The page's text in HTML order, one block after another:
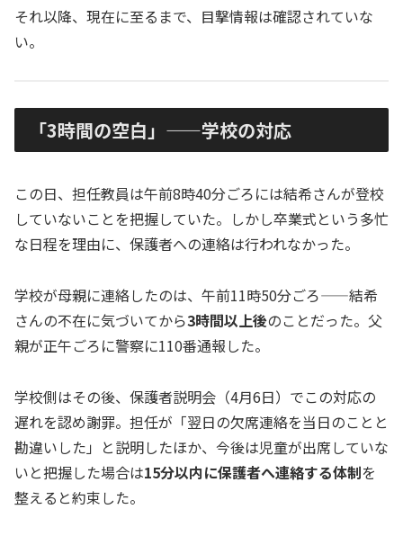
それ以降、現在に至るまで、目撃情報は確認されていな
い。
「3時間の空白」——学校の対応
この日、担任教員は午前8時40分ごろには結希さんが登校
していないことを把握していた。しかし卒業式という多忙
な日程を理由に、保護者への連絡は行われなかった。
学校が母親に連絡したのは、午前11時50分ごろ——結希
さんの不在に気づいてから3時間以上後のことだった。父
親が正午ごろに警察に110番通報した。
学校側はその後、保護者説明会（4月6日）でこの対応の
遅れを認め謝罪。担任が「翌日の欠席連絡を当日のことと
勘違いした」と説明したほか、今後は児童が出席していな
いと把握した場合は15分以内に保護者へ連絡する体制を
整えると約束した。